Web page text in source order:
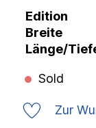
Edition
Breite
Länge/
Sold
Zur